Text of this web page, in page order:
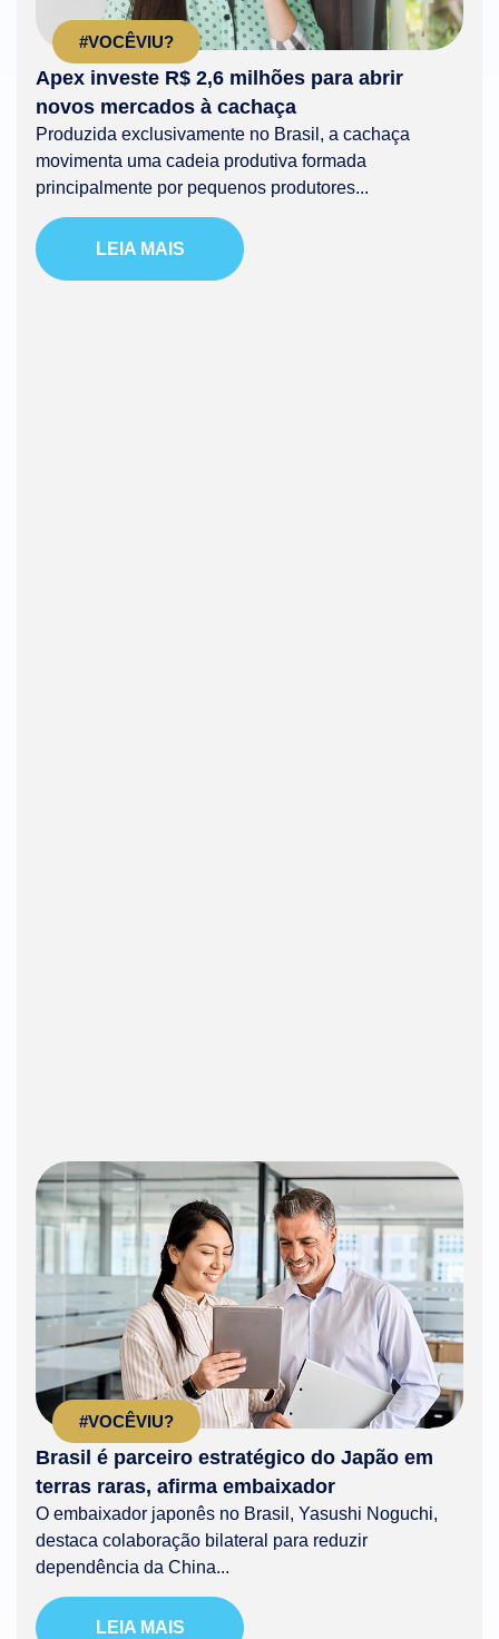
#VOCÊVIU?
Apex investe R$ 2,6 milhões para abrir
novos mercados à cachaça
Produzida exclusivamente no Brasil, a cachaça
movimenta uma cadeia produtiva formada
principalmente por pequenos produtores...
LEIA MAIS
#VOCÊVIU?
Brasil é parceiro estratégico do Japão em
terras raras, afirma embaixador
O embaixador japonês no Brasil, Yasushi Noguchi,
destaca colaboração bilateral para reduzir
dependência da China...
LEIA MAIS